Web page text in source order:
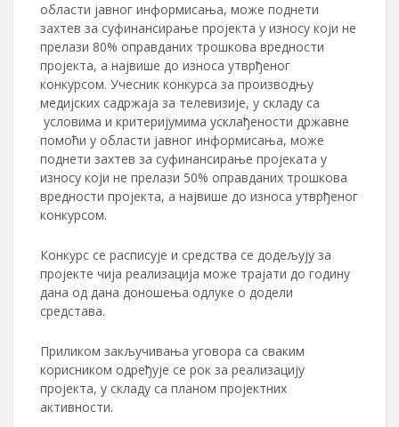
области јавног информисања, може поднети
захтев за суфинансирање пројекта у износу који не
прелази 80% оправданих трошкова вредности
пројекта, а највише до износа утврђеног
конкурсом. Учесник конкурса за производњу
медијских садржаја за телевизије, у складу са
условима и критеријумима усклађености државне
помоћи у области јавног информисања, може
поднети захтев за суфинансирање пројеката у
износу који не прелази 50% оправданих трошкова
вредности пројекта, а највише до износа утврђеног
конкурсом.
Конкурс се расписује и средства се додељују за
пројекте чија реализација може трајати до годину
дана од дана доношења одлуке о додели
средстава.
Приликом закључивања уговора са сваким
корисником одређује се рок за реализацију
пројекта, у складу са планом пројектних
активности.